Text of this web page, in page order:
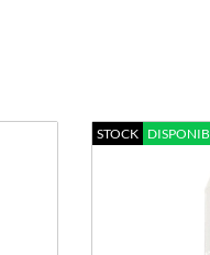
STOCK